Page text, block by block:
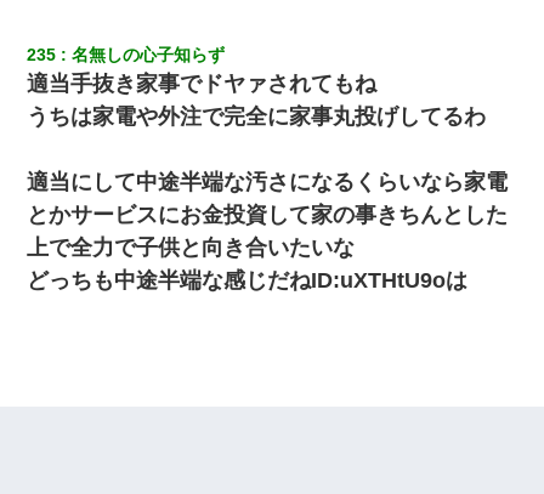
235 名無しの心子知らず
適当手抜き家事でドヤァされてもね
うちは家電や外注で完全に家事丸投げしてるわ
適当にして中途半端な汚さになるくらいなら家電
とかサービスにお金投資して家の事きちんとした
上で全力で子供と向き合いたいな
どっちも中途半端な感じだねID:uXTHtU9oは